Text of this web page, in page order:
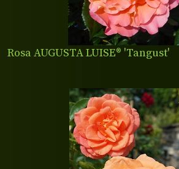
Rosa AUGUSTA LUISE® 'Tangust'